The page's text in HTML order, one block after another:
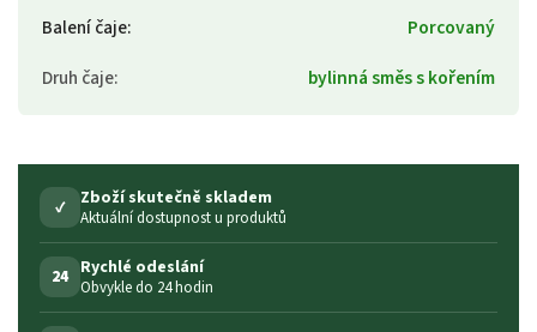
Balení čaje:
Porcovaný
Druh čaje: bylinná směs s kořením
✓ Zboží skutečně skladem
Aktuální dostupnost u produktů
24 Rychlé odeslání
Obvykle do 24 hodin